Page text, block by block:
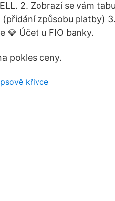
2. Zobrazí se vám
(přidání způsobu platby)
💎 Účet u FIO banky.
pokles ceny.
křivce